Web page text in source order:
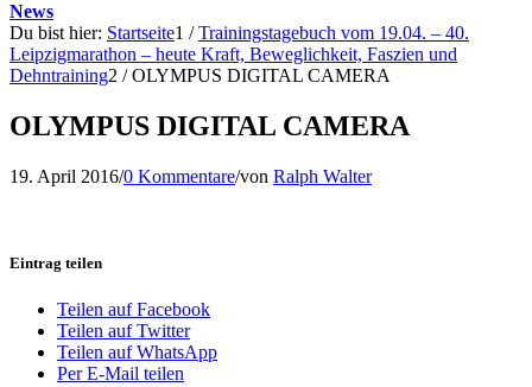
News
Du bist hier: Startseite1 / Trainingstagebuch vom 19.04. – 40.
Leipzigmarathon – heute Kraft, Beweglichkeit, Faszien und
Dehntraining2 / OLYMPUS DIGITAL CAMERA
OLYMPUS DIGITAL CAMERA
19. April 2016/0 Kommentare/von Ralph Walter
Eintrag teilen
Teilen auf Facebook
Teilen auf Twitter
Teilen auf WhatsApp
Per E-Mail teilen